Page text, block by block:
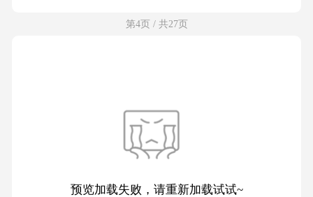
第4页 / 共27页
预览加载失败，请重新加载试试~